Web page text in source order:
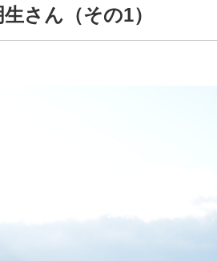
さん（その1）